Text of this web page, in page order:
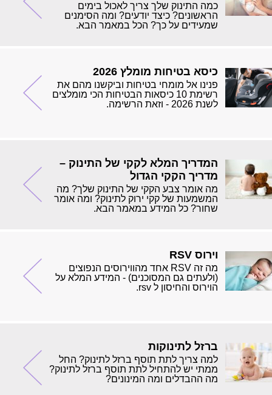
כמה התינוק שלך צריך לאכול בימים
הראשונים? כיצד יודעים? ומה הסימנים
שמעידים על כך? הכל במאמר הבא.
כיסא בטיחות מומלץ 2026
פנינו אל מומחי בטיחות וביקשנו מהם את
רשימת 10 כיסאות הבטיחות הכי מומלצים
לשנת 2026 - וזאת הרשימה.
המדריך המלא לקקי של התינוק –
מדריך הקקי הגדול
מה אומר צבע הקקי של התינוק שלך? מה
המשמעות של קקי ירוק לתינוק? ומה אומר
שחור? כל המידע במאמר הבא.
וירוס RSV
מה זה RSV אחד מהווירוסים הנפוצים
(ולעתים גם המסוכנים) - המידע המלא על
הוירוס והחיסון ל rsv.
ברזל לתינוקות
למה צריך לתת תוסף ברזל לתינוק? החל
ממתי יש להתחיל לתת תוסף ברזל לתינוק?
מה ההבדלים ומה המינונים?